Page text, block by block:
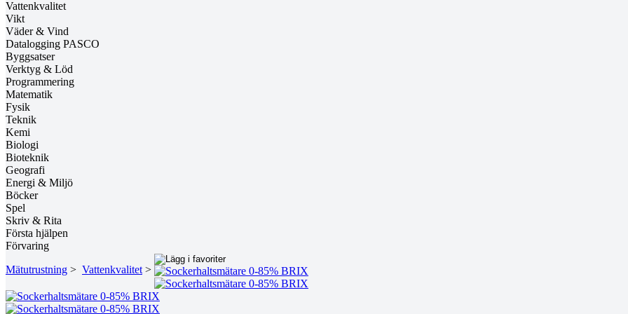
Vattenkvalitet
Vikt
Väder & Vind
Datalogging PASCO
Byggsatser
Verktyg & Löd
Programmering
Matematik
Fysik
Teknik
Kemi
Biologi
Bioteknik
Geografi
Energi & Miljö
Böcker
Spel
Skriv & Rita
Första hjälpen
Förvaring
Mätutrustning > Vattenkvalitet >